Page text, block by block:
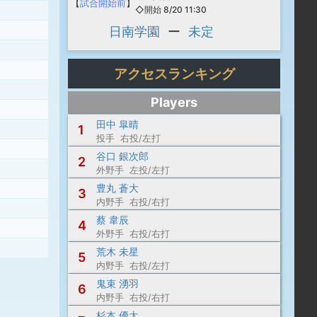
【試合開始前】
◇開始 8/20 11:30
日南学園 ー 未定
アクセスランキング
Players
1
田中 皐晴
投手 右投/左打
2 谷口 銀次郎
外野手 左投/左打
3 豊丸 蒼大
内野手 右投/右打
4 蔡 韋辰
外野手 右投/右打
5 荒木 未星
内野手 右投/左打
6 鬼束 湧羽
内野手 右投/右打